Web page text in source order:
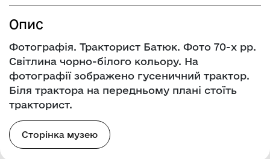
Опис
Фотографія. Тракторист Батюк. Фото 70-х рр.
Світлина чорно-білого кольору. На
фотографії зображено гусеничний трактор.
Біля трактора на передньому плані стоїть
тракторист.
Сторінка музею